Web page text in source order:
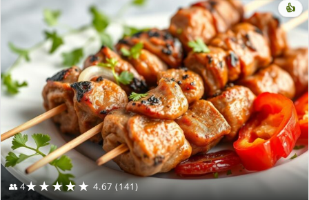
👥 4★★★★★ 4.67 (141)
👍